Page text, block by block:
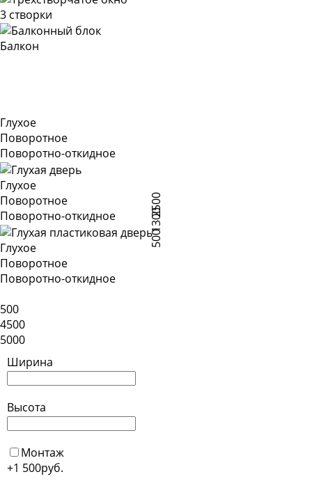
3 створки
Балкон
2500
1300
500
Глухое
Поворотное
Поворотно-откидное
Глухое
Поворотное
Поворотно-откидное
Глухое
Поворотное
Поворотно-откидное
500
4500
5000
Ширина
Высота
Монтаж
+1 500руб.